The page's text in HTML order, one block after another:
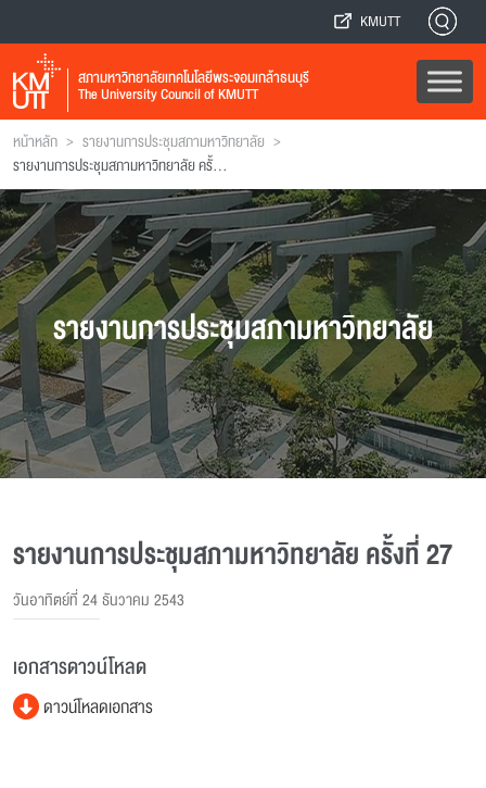
KMUTT
สภามหาวิทยาลัยเทคโนโลยีพระจอมเกล้าธนบุรี
The University Council of KMUTT
หน้าหลัก > รายงานการประชุมสภามหาวิทยาลัย >
รายงานการประชุมสภามหาวิทยาลัย ครั้งที่ 27
รายงานการประชุมสภามหาวิทยาลัย
รายงานการประชุมสภามหาวิทยาลัย ครั้งที่ 27
วันอาทิตย์ที่ 24 ธันวาคม 2543
เอกสารดาวน์โหลด
ดาวน์โหลดเอกสาร